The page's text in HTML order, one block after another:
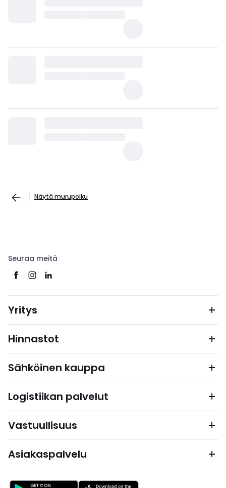
Näytä murupolku
Seuraa meitä
Yritys
Hinnastot
Sähköinen kauppa
Logistiikan palvelut
Vastuullisuus
Asiakaspalvelu